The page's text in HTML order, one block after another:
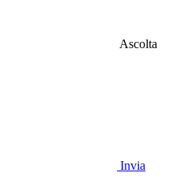
Ascolta
Invia